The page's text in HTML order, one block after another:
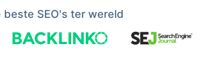
SEO's ter wereld